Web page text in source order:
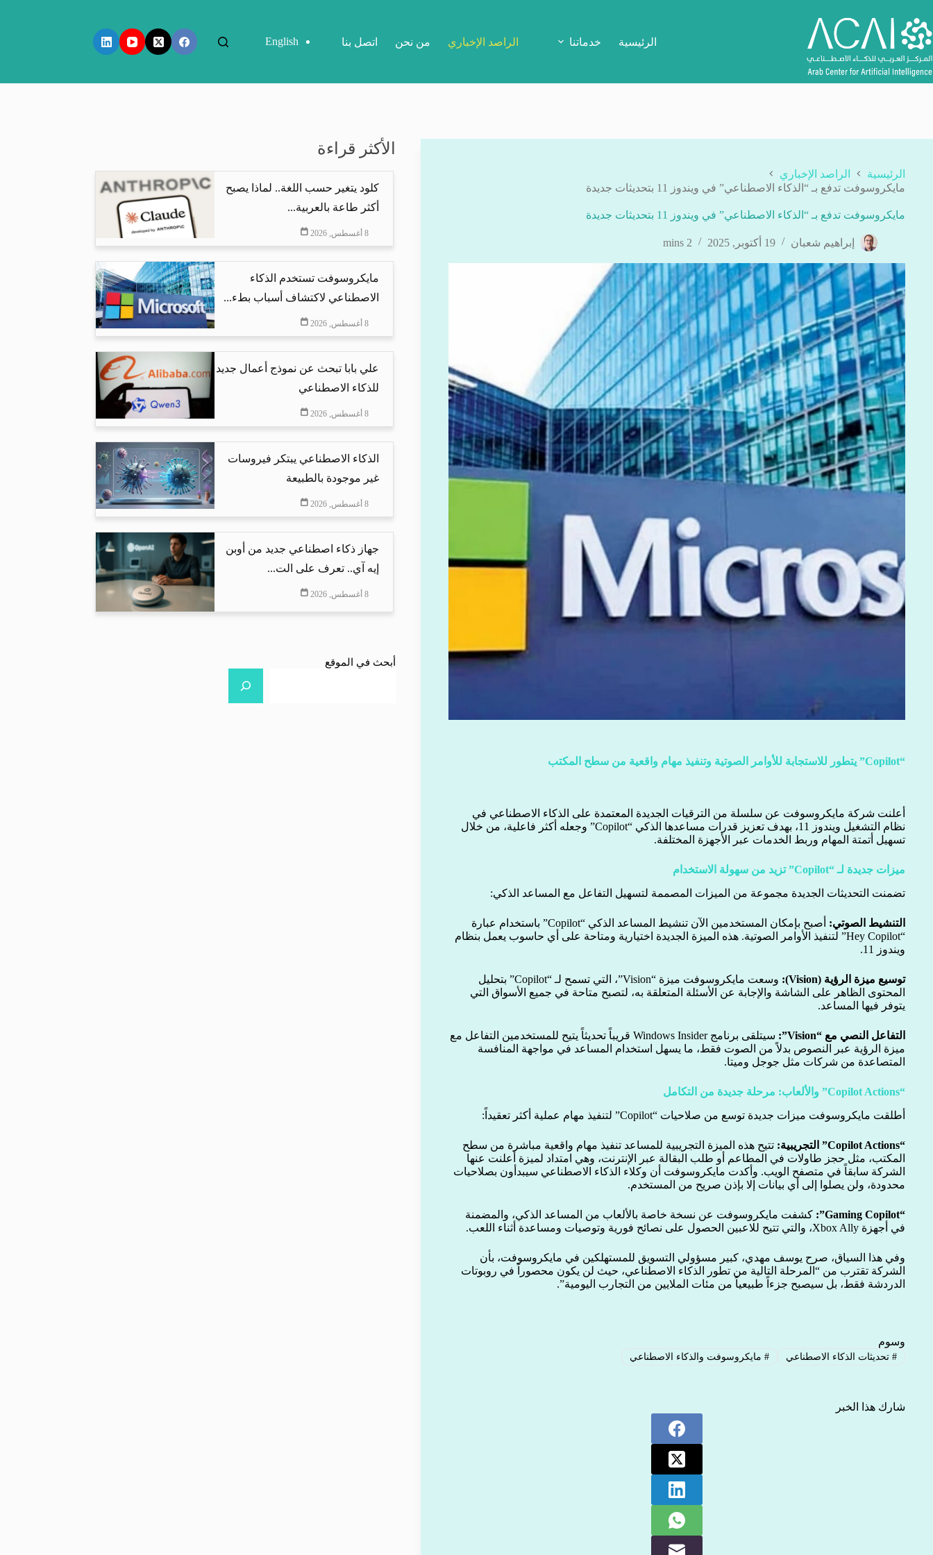
إلى
المحتوى
الرئيسية خدماتنا الراصد الإخباري من نحن اتصل بنا English
الرئيسية
الراصد الإخباري
مايكروسوفت تدفع بـ “الذكاء الاصطناعي” في ويندوز 11 بتحديثات جديدة
مايكروسوفت تدفع بـ “الذكاء الاصطناعي” في ويندوز 11 بتحديثات جديدة
إبراهيم شعبان 19 أكتوبر, 2025 2 mins
“Copilot” يتطور للاستجابة للأوامر الصوتية وتنفيذ مهام واقعية من سطح المكتب
أعلنت شركة مايكروسوفت عن سلسلة من الترقيات الجديدة المعتمدة على الذكاء الاصطناعي في
نظام التشغيل ويندوز 11، بهدف تعزيز قدرات مساعدها الذكي “Copilot” وجعله أكثر فاعلية، من خلال
تسهيل أتمتة المهام وربط الخدمات عبر الأجهزة المختلفة.
ميزات جديدة لـ “Copilot” تزيد من سهولة الاستخدام
تضمنت التحديثات الجديدة مجموعة من الميزات المصممة لتسهيل التفاعل مع المساعد الذكي:
التنشيط الصوتي:
أصبح بإمكان المستخدمين الآن تنشيط المساعد الذكي “Copilot” باستخدام عبارة
“Hey Copilot” لتنفيذ الأوامر الصوتية. هذه الميزة الجديدة اختيارية ومتاحة على أي حاسوب يعمل بنظام
ويندوز 11.
توسيع ميزة الرؤية (Vision):
وسعت مايكروسوفت ميزة “Vision”، التي تسمح لـ “Copilot” بتحليل
المحتوى الظاهر على الشاشة والإجابة عن الأسئلة المتعلقة به، لتصبح متاحة في جميع الأسواق التي
يتوفر فيها المساعد.
التفاعل النصي مع “Vision”:
سيتلقى برنامج Windows Insider قريباً تحديثاً يتيح للمستخدمين التفاعل مع
ميزة الرؤية عبر النصوص بدلاً من الصوت فقط، ما يسهل استخدام المساعد في مواجهة المنافسة
المتصاعدة من شركات مثل جوجل وميتا.
“Copilot Actions” والألعاب: مرحلة جديدة من التكامل
أطلقت مايكروسوفت ميزات جديدة توسع من صلاحيات “Copilot” لتنفيذ مهام عملية أكثر تعقيداً:
“Copilot Actions” التجريبية:
تتيح هذه الميزة التجريبية للمساعد تنفيذ مهام واقعية مباشرة من سطح
المكتب، مثل حجز طاولات في المطاعم أو طلب البقالة عبر الإنترنت، وهي امتداد لميزة أعلنت عنها
الشركة سابقاً في متصفح الويب. وأكدت مايكروسوفت أن وكلاء الذكاء الاصطناعي سيبدأون بصلاحيات
محدودة، ولن يصلوا إلى أي بيانات إلا بإذن صريح من المستخدم.
“Gaming Copilot”:
كشفت مايكروسوفت عن نسخة خاصة بالألعاب من المساعد الذكي، والمضمنة
في أجهزة Xbox Ally، والتي تتيح للاعبين الحصول على نصائح فورية وتوصيات ومساعدة أثناء اللعب.
وفي هذا السياق، صرح يوسف مهدي، كبير مسؤولي التسويق للمستهلكين في مايكروسوفت، بأن
الشركة تقترب من “المرحلة التالية من تطور الذكاء الاصطناعي، حيث لن يكون محصوراً في روبوتات
الدردشة فقط، بل سيصبح جزءاً طبيعياً من مئات الملايين من التجارب اليومية”.
وسوم
#تحديثات الذكاء الاصطناعي #مايكروسوفت والذكاء الاصطناعي
شارك هذا الخبر
الأكثر قراءة
كلود يتغير حسب اللغة.. لماذا يصبح
أكثر طاعة بالعربية...
8 أغسطس, 2026
مايكروسوفت تستخدم الذكاء
الاصطناعي لاكتشاف أسباب بطء...
8 أغسطس, 2026
علي بابا تبحث عن نموذج أعمال جديد
للذكاء الاصطناعي
8 أغسطس, 2026
الذكاء الاصطناعي يبتكر فيروسات
غير موجودة بالطبيعة
8 أغسطس, 2026
جهاز ذكاء اصطناعي جديد من أوبن
إيه آي.. تعرف على الت...
8 أغسطس, 2026
أبحث في الموقع